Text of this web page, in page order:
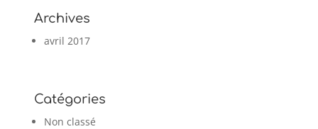
Archives
avril 2017
Catégories
Non classé